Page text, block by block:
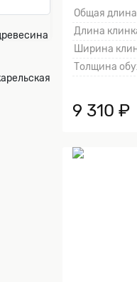
Общая
Длина
Ширина
Толщина
9 310 ₽